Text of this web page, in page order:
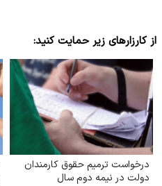
از کارزارهای زیر حمایت کنید:
درخواست ترمیم حقوق کارمندان
دولت در نیمه دوم سال